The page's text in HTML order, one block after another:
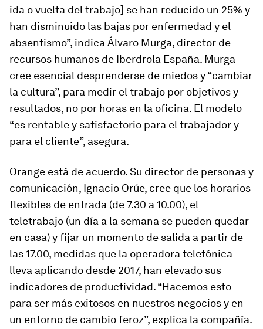
ida o vuelta del trabajo] se han reducido un 25% y
han disminuido las bajas por enfermedad y el
absentismo”, indica Álvaro Murga, director de
recursos humanos de Iberdrola España. Murga
cree esencial desprenderse de miedos y “cambiar
la cultura”, para medir el trabajo por objetivos y
resultados, no por horas en la oficina. El modelo
“es rentable y satisfactorio para el trabajador y
para el cliente”, asegura.
Orange está de acuerdo. Su director de personas y
comunicación, Ignacio Orúe, cree que los horarios
flexibles de entrada (de 7.30 a 10.00), el
teletrabajo (un día a la semana se pueden quedar
en casa) y fijar un momento de salida a partir de
las 17.00, medidas que la operadora telefónica
lleva aplicando desde 2017, han elevado sus
indicadores de productividad. “Hacemos esto
para ser más exitosos en nuestros negocios y en
un entorno de cambio feroz”, explica la compañía.